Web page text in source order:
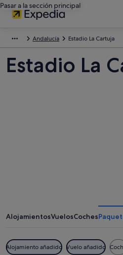
Pasar a la sección principal
Andalucía Estadio La Cartuja
Estadio La
AlojamientosVuelosCoches
Alojamiento añadido Vuelo añadido